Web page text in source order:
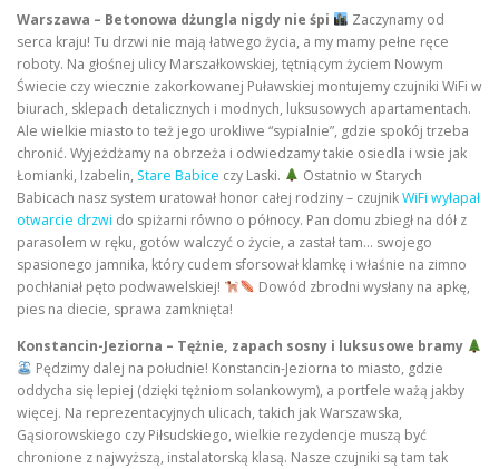
Warszawa – Betonowa dżungla nigdy nie śpi
Zaczynamy od
serca kraju! Tu drzwi nie mają łatwego życia, a my mamy pełne ręce
roboty. Na głośnej ulicy Marszałkowskiej, tętniącym życiem Nowym
Świecie czy wiecznie zakorkowanej Puławskiej montujemy czujniki WiFi w
biurach, sklepach detalicznych i modnych, luksusowych apartamentach.
Ale wielkie miasto to też jego urokliwe “sypialnie”, gdzie spokój trzeba
chronić. Wyjeżdżamy na obrzeża i odwiedzamy takie osiedla i wsie jak
Łomianki, Izabelin, Stare Babice czy Laski.
Ostatnio w Starych
Babicach nasz system uratował honor całej rodziny – czujnikWiFi wyłapał
otwarcie drzwi do spiżarni równo o północy. Pan domu zbiegł na dół z
parasolem w ręku, gotów walczyć o życie, a zastał tam… swojego
spasionego jamnika, który cudem sforsował klamkę i właśnie na zimno
pochłaniał pęto podwawelskiej!
Dowód zbrodni wysłany na apkę,
pies na diecie, sprawa zamknięta!
Konstancin-Jeziorna – Tężnie, zapach sosny i luksusowe bramy
Pędzimy dalej na południe! Konstancin-Jeziorna to miasto, gdzie
oddycha się lepiej (dzięki tężniom solankowym), a portfele ważą jakby
więcej. Na reprezentacyjnych ulicach, takich jak Warszawska,
Gąsiorowskiego czy Piłsudskiego, wielkie rezydencje muszą być
chronione z najwyższą, instalatorską klasą. Nasze czujniki są tam tak